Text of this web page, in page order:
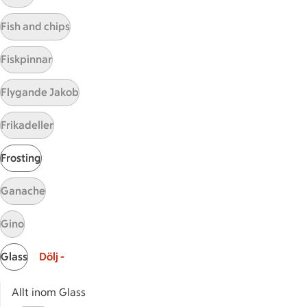
Sidfot
Start
Få snabbt svar
Prenumerera
Fish and chips
Fiskpinnar
Flygande Jakob
Frikadeller
Frosting
Ganache
Gino
Glass Dölj -
Allt inom Glass